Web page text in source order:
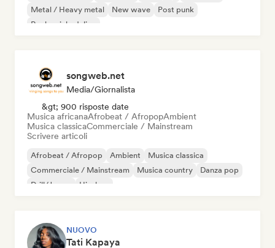
Metal / Heavy metal
New wave
Post punk
Rock psichedelico
songweb.net
Media/Giornalista
&gt; 900 risposte date
Musica africanaAfrobeat / AfropopAmbient
Musica classicaCommerciale / Mainstream
Scrivere articoli
Afrobeat / Afropop Ambient
Musica classica
Commerciale / Mainstream
Musica country
Danza pop
Drill/Jersey
Hip-hop
NUOVO
Tati Kapaya